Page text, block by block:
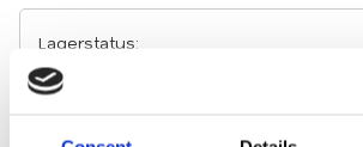
Lagerstatus
Artikelnr